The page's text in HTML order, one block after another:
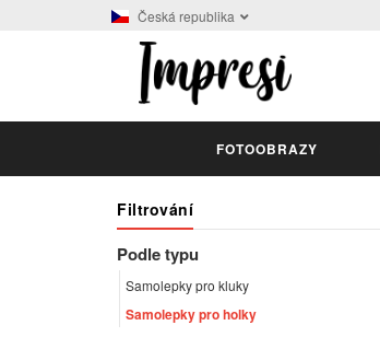
Česká republika
FOTOOBRAZY
Filtrování
Podle typu
Samolepky pro kluky
Samolepky pro holky